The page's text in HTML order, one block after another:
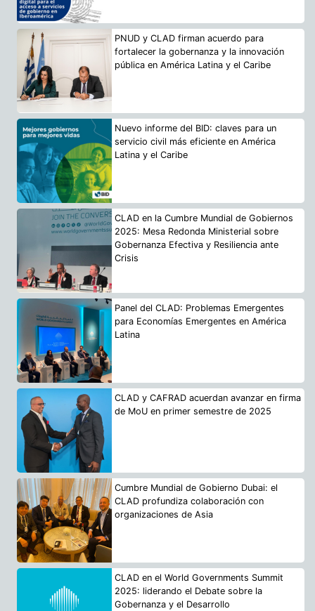
PNUD y CLAD firman acuerdo para
fortalecer la gobernanza y la innovación
pública en América Latina y el Caribe
Nuevo informe del BID: claves para un
servicio civil más eficiente en América
Latina y el Caribe
CLAD en la Cumbre Mundial de Gobiernos
2025: Mesa Redonda Ministerial sobre
Gobernanza Efectiva y Resiliencia ante
Crisis
Panel del CLAD: Problemas Emergentes
para Economías Emergentes en América
Latina
CLAD y CAFRAD acuerdan avanzar en firma
de MoU en primer semestre de 2025
Cumbre Mundial de Gobierno Dubai: el
CLAD profundiza colaboración con
organizaciones de Asia
CLAD en el World Governments Summit
2025: liderando el Debate sobre la
Gobernanza y el Desarrollo